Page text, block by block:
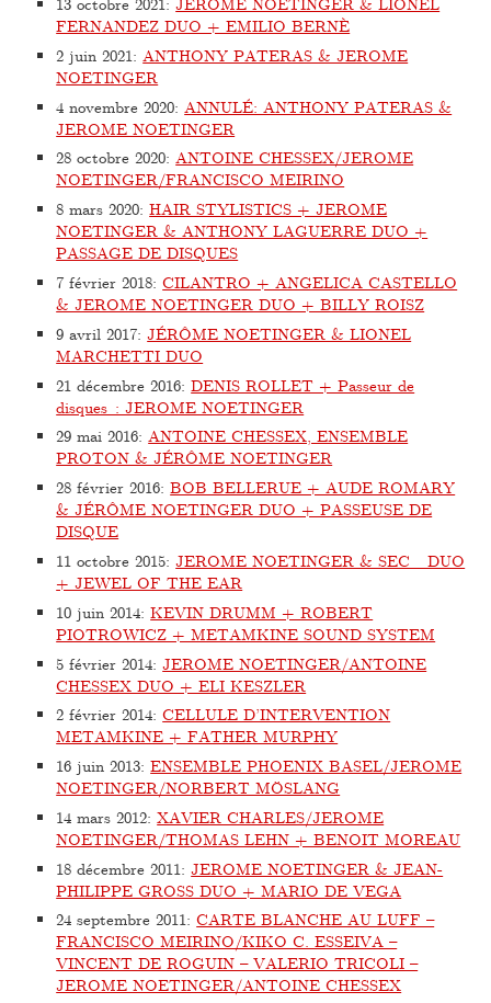
FERNANDEZ DUO + EMILIO BERNÈ
2 juin 2021: ANTHONY PATERAS & JEROME
NOETINGER
4 novembre 2020: ANNULÉ: ANTHONY PATERAS &
JEROME NOETINGER
28 octobre 2020:ANTOINE CHESSEX/JEROME
NOETINGER/FRANCISCO MEIRINO
8 mars 2020:HAIR STYLISTICS + JEROME
NOETINGER & ANTHONY LAGUERRE DUO +
PASSAGE DE DISQUES
7 février 2018:CILANTRO + ANGELICA CASTELLO
& JEROME NOETINGER DUO + BILLY ROISZ
9 avril 2017:JÉRÔME NOETINGER & LIONEL
MARCHETTI DUO
21 décembre 2016:DENIS ROLLET + Passeur de
disques : JEROME NOETINGER
29 mai 2016:ANTOINE CHESSEX, ENSEMBLE
PROTON & JÉRÔME NOETINGER
28 février 2016:BOB BELLERUE + AUDE ROMARY
& JÉRÔME NOETINGER DUO + PASSEUSE DE
DISQUE
11 octobre 2015:JEROME NOETINGER & SEC_ DUO
+ JEWEL OF THE EAR
10 juin 2014:KEVIN DRUMM + ROBERT
PIOTROWICZ + METAMKINE SOUND SYSTEM
5 février 2014:JEROME NOETINGER/ANTOINE
CHESSEX DUO + ELI KESZLER
2 février 2014:CELLULE D’INTERVENTION
METAMKINE + FATHER MURPHY
16 juin 2013:ENSEMBLE PHOENIX BASEL/JEROME
NOETINGER/NORBERT MÖSLANG
14 mars 2012:XAVIER CHARLES/JEROME
NOETINGER/THOMAS LEHN + BENOIT MOREAU
18 décembre 2011:JEROME NOETINGER & JEAN-
PHILIPPE GROSS DUO + MARIO DE VEGA
24 septembre 2011:CARTE BLANCHE AU LUFF –
FRANCISCO MEIRINO/KIKO C. ESSEIVA –
VINCENT DE ROGUIN – VALERIO TRICOLI –
JEROME NOETINGER/ANTOINE CHESSEX